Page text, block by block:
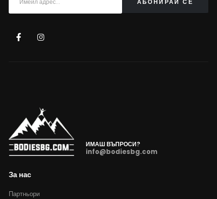
ИМАШ ВЪПРОСИ?
info@bodiesbg.com
За нас
Партньори